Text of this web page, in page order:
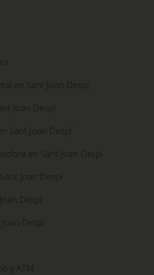
en Sant Joan Despí
Joan Despí
Sant Joan Despí
en Sant Joan Despí
Joan Despí
Despí
Despí
y ATM